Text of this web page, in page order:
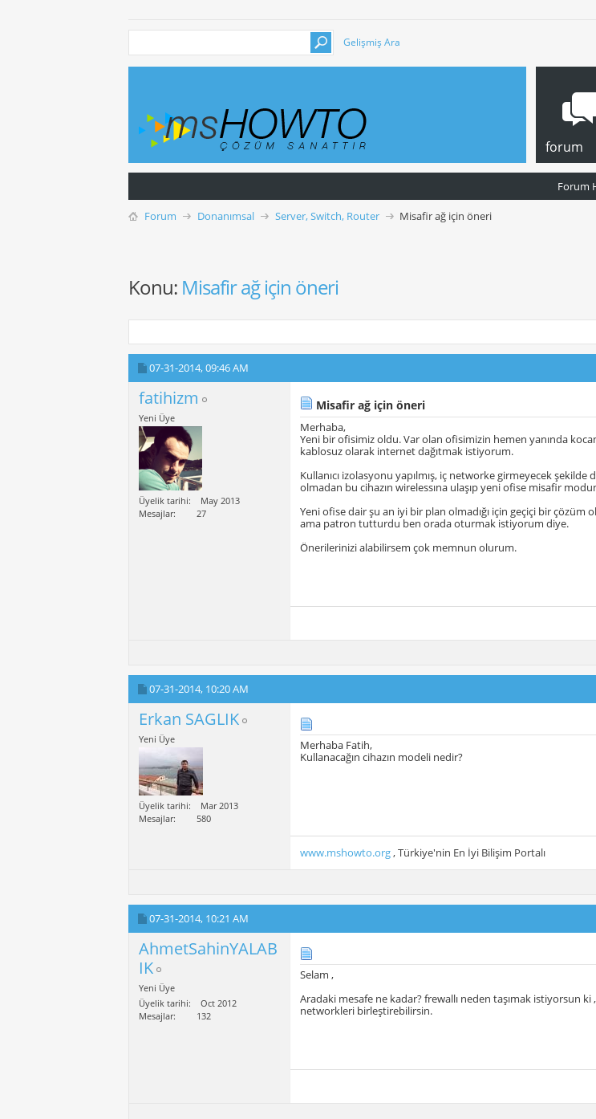
Gelişmiş Ara
forum
Forum
Forum Donanımsal Server, Switch, Router Misafir ağ için öneri
Konu: Misafir ağ için öneri
07-31-2014,09:46 AM
fatihizm
Yeni Üye
Üyelik tarihi
May 2013
Mesajlar
27
Misafir ağ için öneri
Merhaba,
Yeni bir ofisimiz oldu. Var olan ofisimizin hemen yanında
kablosuz olarak internet dağıtmak istiyorum.
Kullanıcı izolasyonu yapılmış, iç networke girmeyecek
olmadan bu cihazın wirelessına ulaşıp yeni ofise misafir
Yeni ofise dair şu an iyi bir plan olmadığı için geçiçi bir
ama patron tutturdu ben orada oturmak istiyorum diye.
Önerilerinizi alabilirsem çok memnun olurum.
07-31-2014, 10:20 AM
Erkan SAGLIK
Yeni Üye
Üyelik tarihi
Mar 2013
Mesajlar
580
Merhaba Fatih,
Kullanacağın cihazın modeli nedir?
www.mshowto.org, Türkiye'nin En İyi Bilişim Portalı
07-31-2014, 10:21 AM
AhmetSahinYALAB
IK
Yeni Üye
Üyelik tarihi
Oct 2012
Mesajlar
132
Selam ,
Aradaki mesafe ne kadar? frewallı neden taşımak istiyorsun
networkleri birleştirebilirsin.